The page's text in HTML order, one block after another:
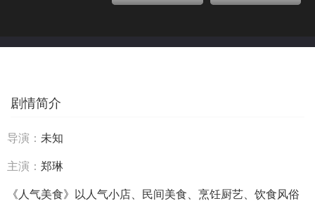
剧情简介
导演： 未知
主演： 郑琳
《人气美食》以人气小店、民间美食、烹饪厨艺、饮食风俗